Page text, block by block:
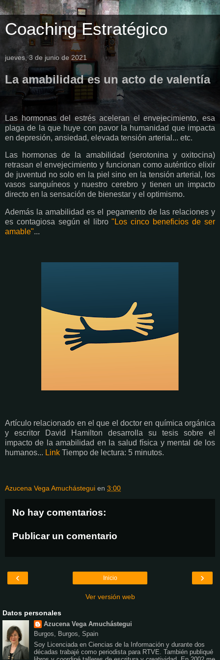
Coaching Estratégico
jueves, 3 de junio de 2021
La amabilidad es un acto de valentía
Las hormonas del estrés aceleran el envejecimiento, esa
plaga de la que huye con pavor la humanidad que impacta
en depresión, ansiedad, elevada tensión arterial... etc.
Las hormonas de la amabilidad (serotonina y oxitocina)
retrasan el envejecimiento y funcionan como auténtico elixir
de juventud no solo en la piel sino en la tensión arterial, los
vasos sanguíneos y nuestro cerebro y tienen un impacto
directo en la sensación de bienestar y el optimismo.
Además la amabilidad es el pegamento de las relaciones y
es contagiosa según el libro"Los cinco beneficios de ser
amable"...
Artículo relacionado en el que el doctor en química orgánica
y escritor David Hamilton desarrolla su tesis sobre el
impacto de la amabilidad en la salud física y mental de los
humanos... Link Tiempo de lectura: 5 minutos.
Azucena Vega Amuchástegui en 3:00
No hay comentarios:
Publicar un comentario
‹ ›
Inicio
Ver versión web
Datos personales
Azucena Vega Amuchástegui
Burgos, Burgos, Spain
Soy Licenciada en Ciencias de la Información y durante dos
décadas trabajé como periodista para RTVE. También publiqué